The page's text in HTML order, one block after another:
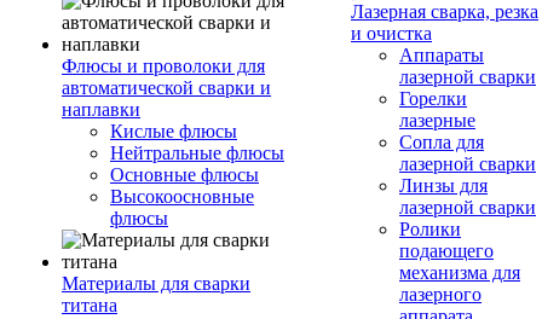
Флюсы и проволоки для
автоматической сварки и
наплавки
Кислые флюсы
Нейтральные флюсы
Основные флюсы
Высокоосновные
флюсы
Материалы для сварки
титана
Лазерная сварка, резка
и очистка
Аппараты
лазерной сварки
Горелки
лазерные
Сопла для
лазерной сварки
Линзы для
лазерной сварки
Ролики
подающего
механизма для
лазерного